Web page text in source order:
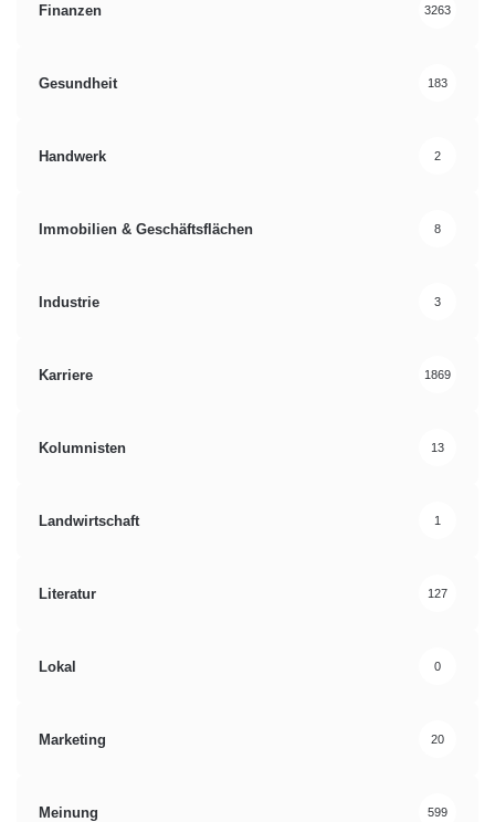
Finanzen 3263
Gesundheit 183
Handwerk 2
Immobilien & Geschäftsflächen 8
Industrie 3
Karriere 1869
Kolumnisten 13
Landwirtschaft 1
Literatur 127
Lokal 0
Marketing 20
Meinung 599